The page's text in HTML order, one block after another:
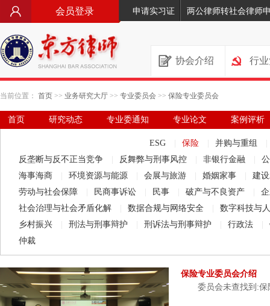
会员登录 申请实习证 两公律师转社会律师
协会介绍 行
当前位置： 首页 >> 业务研究大厅 >> 专业委员会 >> 保险专业委员会
首页 研究动态 专业委通知 专业论文
案例评析
ESG 保险 并购与重组
反垄断与反不正当竞争
反舞弊与刑事风控 非银行金融
海事海商
环境资源与能源 会展与旅游 婚姻家事
建
劳动与社会保障
民商事诉讼 民事 破产与不良资产
社会治理与社会矛盾化解
数据合规与网络安全
数字科技与
乡村振兴
刑法与刑事辩护 刑诉法与刑事辩护 行政法
仲裁
保险专业委员会介绍
委员会未查找到:保